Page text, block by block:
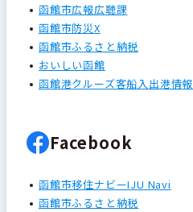
函館市広報広聴課
函館市防災X
函館市ふるさと納税
おいしい函館
函館港クルーズ客船入出港情報
Facebook
函館市移住ナビーIJU Navi
函館市ふるさと納税